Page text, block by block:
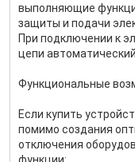
выполняющие
защиты и подачи
При подключении к
цепи
Функциональные
Если купить
помимо создания
отключения